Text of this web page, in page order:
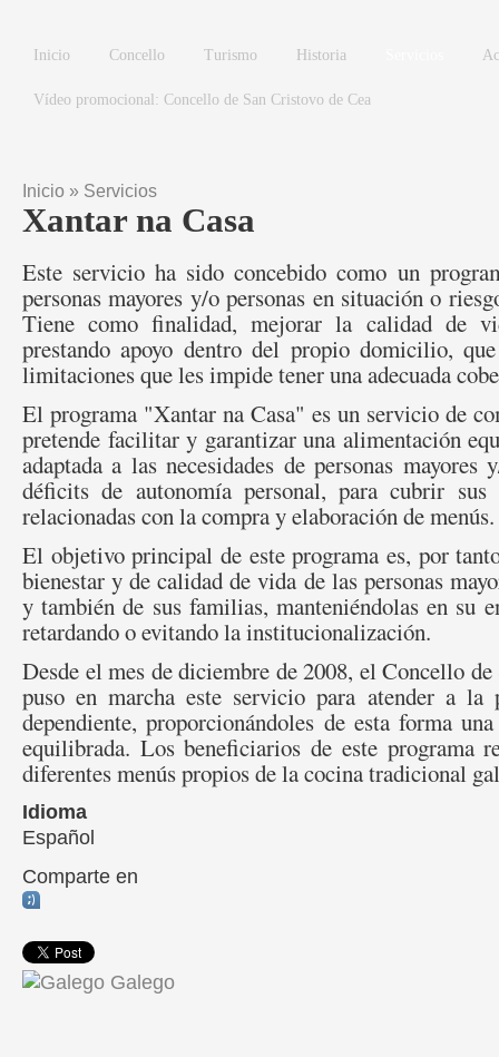
Inicio Concello Turismo Historia
Vídeo promocional: Concello de San Cristovo de Cea
Se encuentra usted aquí
Inicio » Servicios
Xantar na Casa
Este servicio ha sido concebido como un
personas mayores y/o personas en situación o
Tiene como finalidad, mejorar la calidad de
prestando apoyo dentro del propio domicilio,
limitaciones que les impide tener una adecuada
El programa "Xantar na Casa" es un servicio de
pretende facilitar y garantizar una alimentación
adaptada a las necesidades de personas mayores
déficits de autonomía personal, para cubrir sus
relacionadas con la compra y elaboración de menús.
El objetivo principal de este programa es, por
bienestar y de calidad de vida de las personas
y también de sus familias, manteniéndolas en su
retardando o evitando la institucionalización.
Desde el mes de diciembre de 2008, el Concello
puso en marcha este servicio para atender a la
dependiente, proporcionándoles de esta forma
equilibrada. Los beneficiarios de este programa
diferentes menús propios de la cocina tradicional
Idioma
Español
Comparte en
Galego